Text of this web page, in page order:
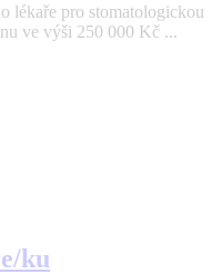
lékaře pro stomatologickou
ve výši 250 000 Kč ...
ku